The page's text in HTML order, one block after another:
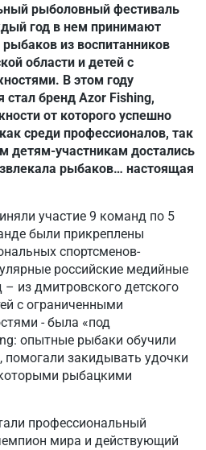
рыболовный фестиваль
год в нем принимают
из воспитанников
области и детей с
В этом году
бренд Azor Fishing,
от которого успешно
среди профессионалов, так
детям-участникам достались
рыбаков… настоящая
участие 9 команд по 5
были прикреплены
спортсменов-
российские медийные
из дмитровского детского
с ограниченными
- была «под
опытные рыбаки обучили
помогали закидывать удочки
рыбацкими
профессиональный
мира и действующий